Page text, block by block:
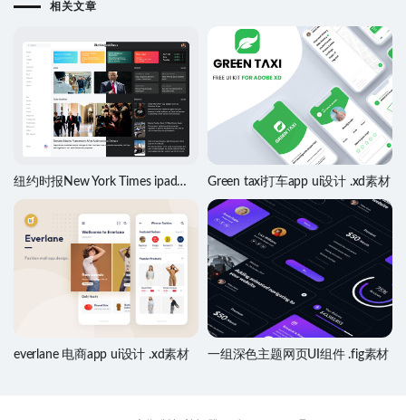
相关文章
纽约时报New York Times ipad
app、web redesign .sketch素材
Green taxi打车app ui设计 .xd素材
everlane 电商app ui设计 .xd素材 一组深色主题网页UI组件 .fig素材